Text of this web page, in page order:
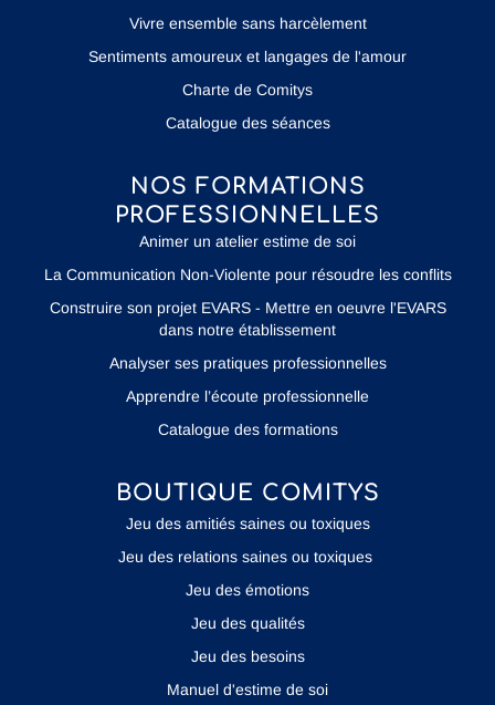
Vivre ensemble sans harcèlement
Sentiments amoureux et langages de l'amour
Charte de Comitys
Catalogue des séances
NOS FORMATIONS
PROFESSIONNELLES
Animer un atelier estime de soi
La Communication Non-Violente pour résoudre les conflits
Construire son projet EVARS - Mettre en oeuvre l'EVARS
dans notre établissement
Analyser ses pratiques professionnelles
Apprendre l’écoute professionnelle
Catalogue des formations
BOUTIQUE COMITYS
Jeu des amitiés saines ou toxiques
Jeu des relations saines ou toxiques
Jeu des émotions
Jeu des qualités
Jeu des besoins
Manuel d'estime de soi